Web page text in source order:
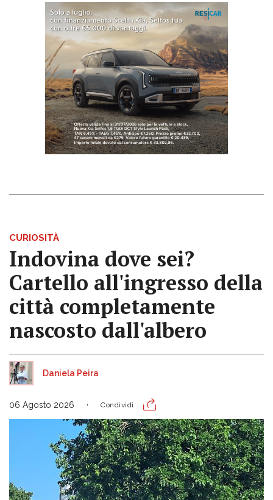
CURIOSITÀ
Indovina dove sei?
Cartello all'ingresso della
città completamente
nascosto dall'albero
Daniela Peira
06 Agosto 2026 Condividi